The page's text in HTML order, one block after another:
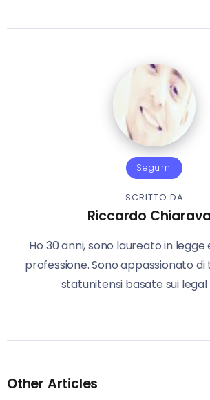
Seguimi
SCRITTO DA
Riccardo
Ho 30 anni, sono laureato in
professione. Sono appassionato di
statunitensi basate sui
Other Articles